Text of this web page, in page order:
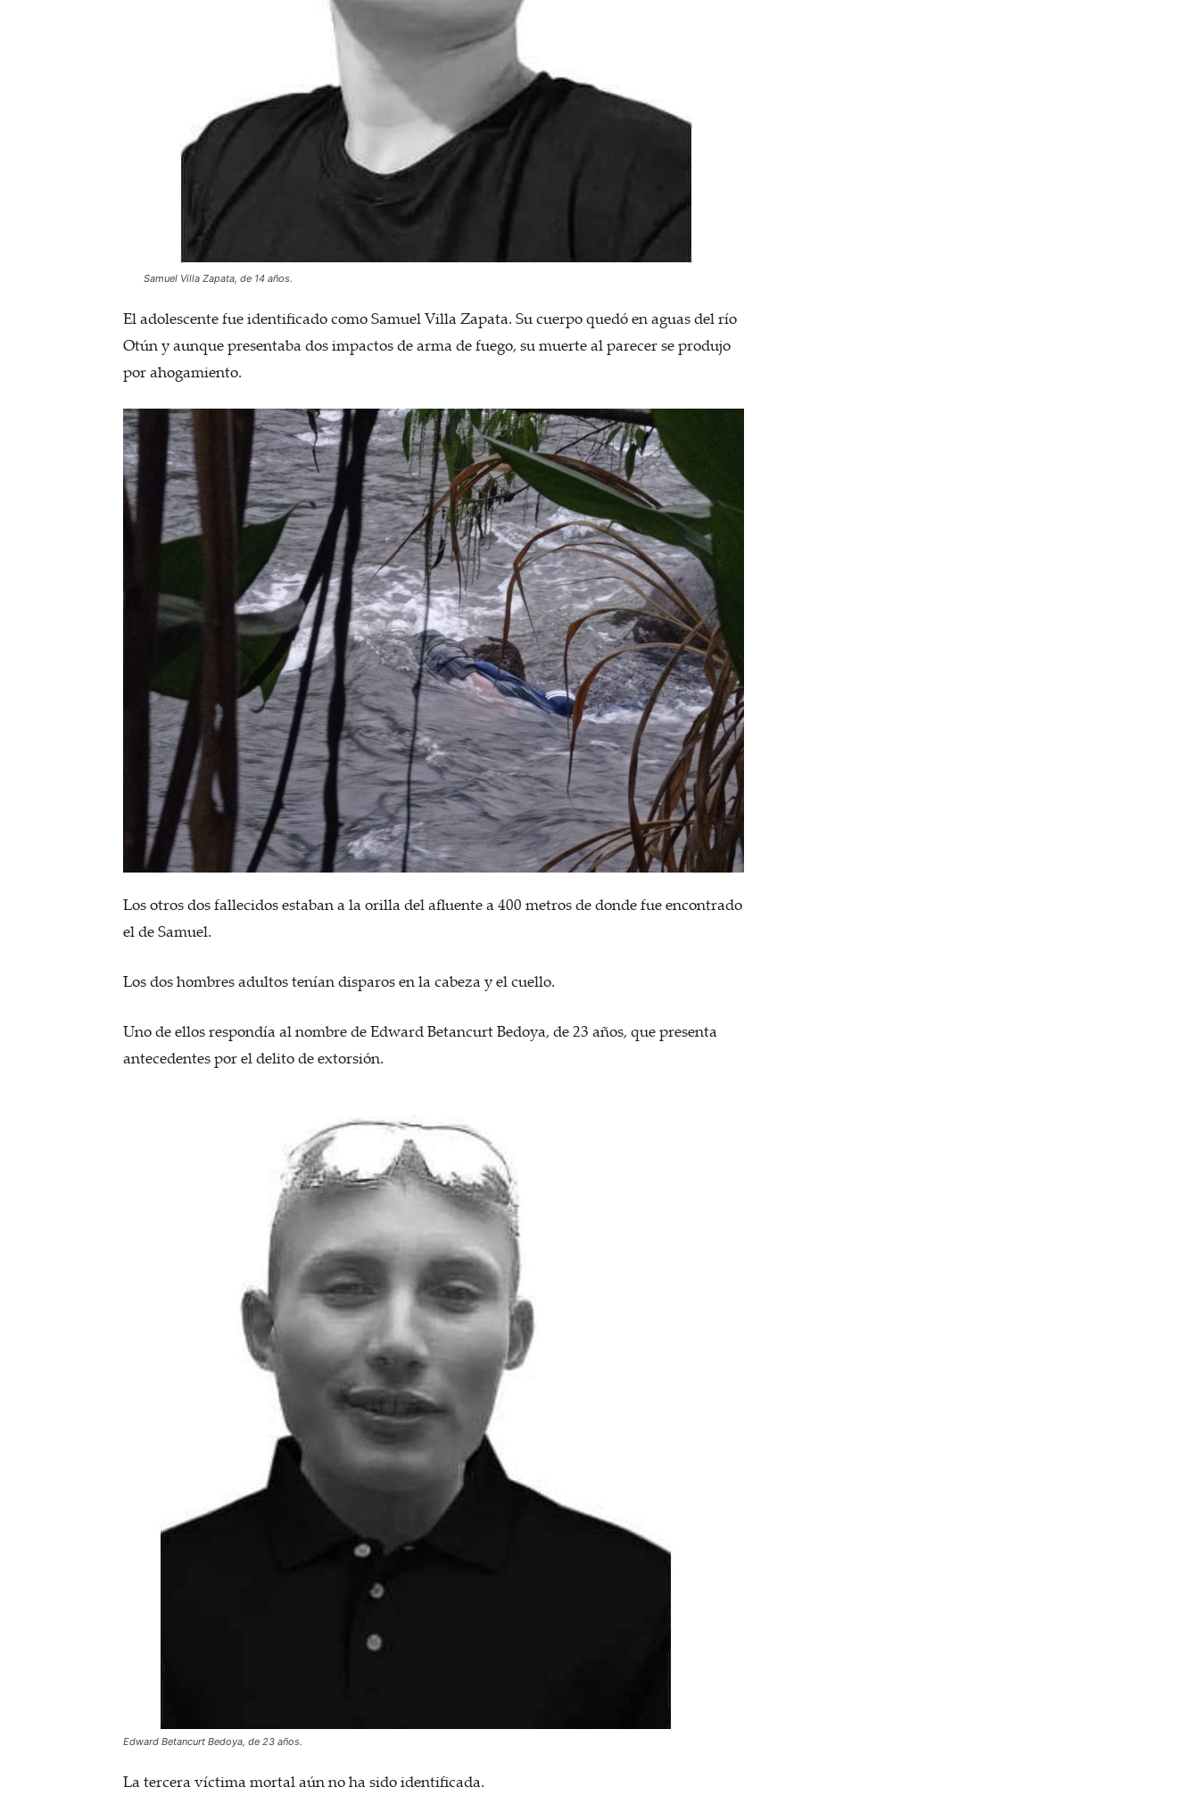
Samuel Villa Zapata, de 14 años.
El adolescente fue identificado como Samuel Villa Zapata. Su cuerpo quedó en aguas del río
Otún y aunque presentaba dos impactos de arma de fuego, su muerte al parecer se produjo
por ahogamiento.
Los otros dos fallecidos estaban a la orilla del afluente a 400 metros de donde fue encontrado
el de Samuel.
Los dos hombres adultos tenían disparos en la cabeza y el cuello.
Uno de ellos respondía al nombre de Edward Betancurt Bedoya, de 23 años, que presenta
antecedentes por el delito de extorsión.
Edward Betancurt Bedoya, de 23 años.
La tercera víctima mortal aún no ha sido identificada.